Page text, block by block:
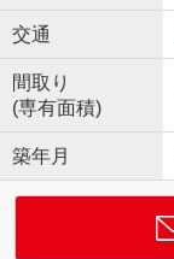
交通
間取り
(専有面積)
築年月